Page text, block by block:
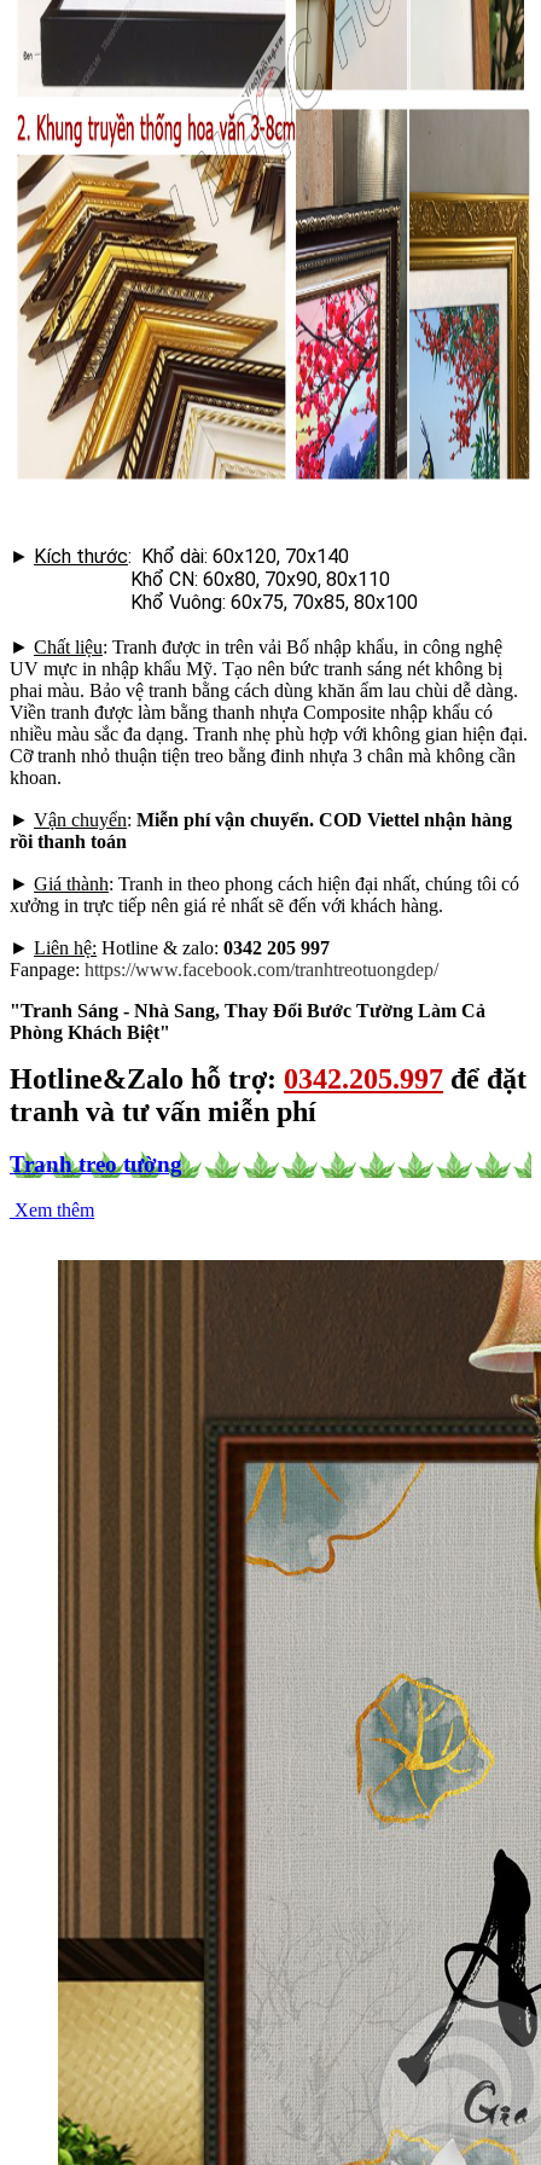
► Kích thước: Khổ dài: 60x120, 70x140
Khổ CN: 60x80, 70x90, 80x110
Khổ Vuông: 60x75, 70x85, 80x100
► Chất liệu: Tranh được in trên vải Bố nhập khẩu, in công nghệ
UV mực in nhập khẩu Mỹ. Tạo nên bức tranh sáng nét không bị
phai màu. Bảo vệ tranh bằng cách dùng khăn ẩm lau chùi dễ dàng.
Viền tranh được làm bằng thanh nhựa Composite nhập khẩu có
nhiều màu sắc đa dạng. Tranh nhẹ phù hợp với không gian hiện đại.
Cỡ tranh nhỏ thuận tiện treo bằng đinh nhựa 3 chân mà không cần
khoan.
► Vận chuyển: Miễn phí vận chuyển. COD Viettel nhận hàng
rồi thanh toán
► Giá thành: Tranh in theo phong cách hiện đại nhất, chúng tôi có
xưởng in trực tiếp nên giá rẻ nhất sẽ đến với khách hàng.
► Liên hệ: Hotline & zalo: 0342 205 997
Fanpage: https://www.facebook.com/tranhtreotuongdep/
"Tranh Sáng - Nhà Sang, Thay Đổi Bước Tường Làm Cả
Phòng Khách Biệt"
Hotline&Zalo hỗ trợ: 0342.205.997 để đặt
tranh và tư vấn miễn phí
Tranh treo tường
Xem thêm